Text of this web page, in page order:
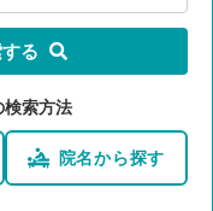
る
検索方法
院名から探す